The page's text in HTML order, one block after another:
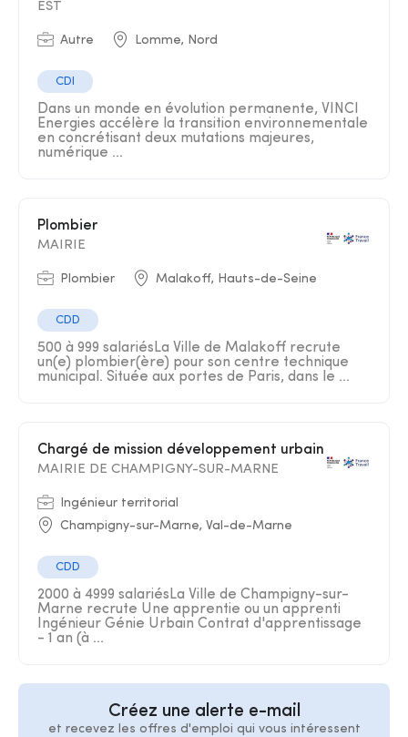
EST
Autre Lomme, Nord
CDI
Dans un monde en évolution permanente, VINCI
Energies accélère la transition environnementale
en concrétisant deux mutations majeures,
numérique ...
Plombier
MAIRIE
Plombier Malakoff, Hauts-de-Seine
CDD
500 à 999 salariésLa Ville de Malakoff recrute
un(e) plombier(ère) pour son centre technique
municipal. Située aux portes de Paris, dans le ...
Chargé de mission développement urbain
MAIRIE DE CHAMPIGNY-SUR-MARNE
Ingénieur territorial
Champigny-sur-Marne, Val-de-Marne
CDD
2000 à 4999 salariésLa Ville de Champigny-sur-
Marne recrute Une apprentie ou un apprenti
Ingénieur Génie Urbain Contrat d'apprentissage
- 1 an (à ...
Créez une alerte e-mail
et recevez les offres d'emploi qui vous intéressent